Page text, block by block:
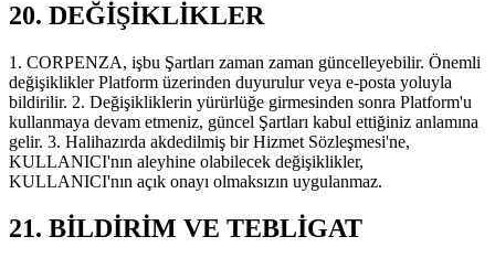
20. DEĞİŞİKLİKLER
1. CORPENZA, işbu Şartları zaman zaman güncelleyebilir. Önemli
değişiklikler Platform üzerinden duyurulur veya e-posta yoluyla
bildirilir. 2. Değişikliklerin yürürlüğe girmesinden sonra Platform'u
kullanmaya devam etmeniz, güncel Şartları kabul ettiğiniz anlamına
gelir. 3. Halihazırda akdedilmiş bir Hizmet Sözleşmesi'ne,
KULLANICI'nın aleyhine olabilecek değişiklikler,
KULLANICI'nın açık onayı olmaksızın uygulanmaz.
21. BİLDİRİM VE TEBLİGAT